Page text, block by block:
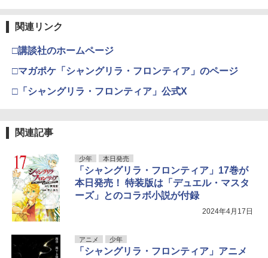
関連リンク
□講談社のホームページ
□マガポケ「シャングリラ・フロンティア」のページ
□「シャングリラ・フロンティア」公式X
関連記事
少年 本日発売
「シャングリラ・フロンティア」17巻が
本日発売！ 特装版は「デュエル・マスタ
ーズ」とのコラボ小説が付録
2024年4月17日
アニメ 少年
「シャングリラ・フロンティア」アニメ